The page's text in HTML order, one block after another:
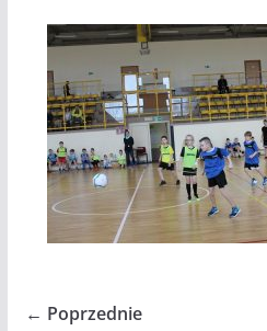
← Poprzednie